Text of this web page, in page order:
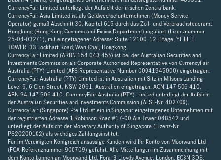
CurrencyFair Limited unterliegt der Aufsicht der irischen Zentralbank.
CurrencyFair Asia Limited ist als Geldwechselunternehmen (Money Service
Operator) gemäß Abschnitt 30, Kapitel 615 durch das Zoll- und Verbrauchsteueramt
Hongkong (Hong Kong Customs and Excise Department) reguliert (Lizenznummer
25-04-03271), mit eingetragener Adresse: Suite 12100, 12. Etage, YF LIFE
TOWER, 33 Lockhart Road, Wan Chai, Hongkong.
CurrencyFair Limited (ARBN 154 043 455) ist bei der Australian Securities and
Investments Commission als Corporate Authorised Representative von CurrencyFair
Australia (PTY) Limited (AFS Representative Number 00041945000) eingetragen.
CurrencyFair Australia (PTY) Limited ist in Australien mit Sitz in Milsons Landing
Level 5, 6 Glen Street, NSW 2061, Australien eingetragen. ACN 147 506 410,
ABN 94 147 506 410. CurrencyFair Australia (PTY) Limited unterliegt der Aufsicht
der Australian Securities and Investments Commission (AFSL-Nr. 402709).
CurrencyFair (Singapore) Pte Ltd ist ein in Singapur eingetragenes Unternehmen mit
der registrierten Adresse 1 Robinson Road #17-00 Aia Tower 048542 und
unterliegt der Aufsicht der Monetary Authority of Singapore (Lizenz-Nr.
PS20200102) als wichtiges Zahlungsinstitut.
Für im Vereinigten Königreich ansässige Kunden wird Ihr Konto von Moorwand Ltd
(FCA-Referenznummer 900709) geführt. Alle Mitteilungen im Zusammenhang mit
dem Konto können an Moorwand Ltd, Fora, 3 Lloyds Avenue, London, EC3N 3DS,